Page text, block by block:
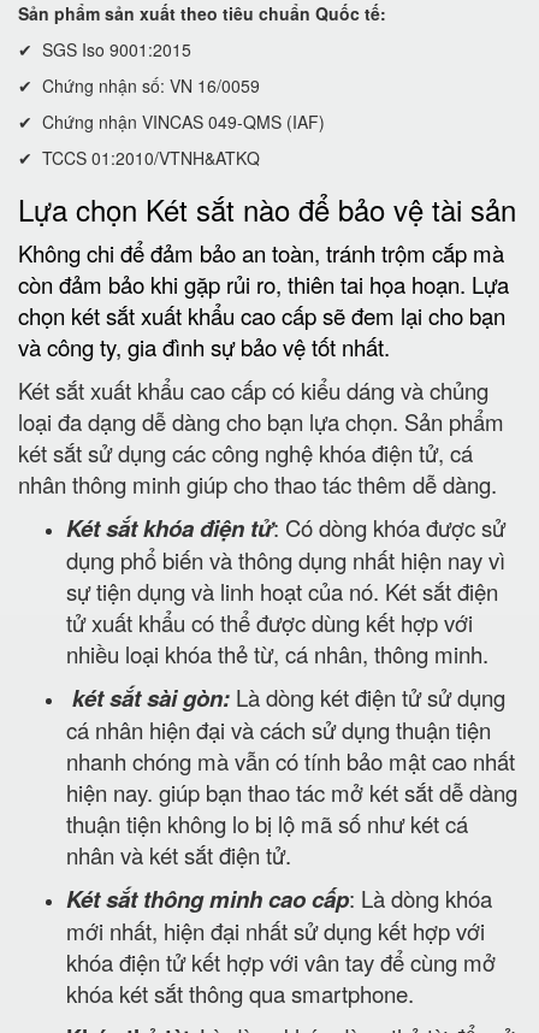
Sản phẩm sản xuất theo tiêu chuẩn Quốc tế:
✔ SGS Iso 9001:2015
✔ Chứng nhận số: VN 16/0059
✔ Chứng nhận VINCAS 049-QMS (IAF)
✔ TCCS 01:2010/VTNH&ATKQ
Lựa chọn Két sắt nào để bảo vệ tài sản
Không chi để đảm bảo an toàn, tránh trộm cắp mà
còn đảm bảo khi gặp rủi ro, thiên tai họa hoạn. Lựa
chọn két sắt xuất khẩu cao cấp sẽ đem lại cho bạn
và công ty, gia đình sự bảo vệ tốt nhất.
Két sắt xuất khẩu cao cấp có kiểu dáng và chủng
loại đa dạng dễ dàng cho bạn lựa chọn. Sản phẩm
két sắt sử dụng các công nghệ khóa điện tử, cá
nhân thông minh giúp cho thao tác thêm dễ dàng.
Két sắt khóa điện tử: Có dòng khóa được sử
dụng phổ biến và thông dụng nhất hiện nay vì
sự tiện dụng và linh hoạt của nó. Két sắt điện
tử xuất khẩu có thể được dùng kết hợp với
nhiều loại khóa thẻ từ, cá nhân, thông minh.
két sắt sài gòn: Là dòng két điện tử sử dụng
cá nhân hiện đại và cách sử dụng thuận tiện
nhanh chóng mà vẫn có tính bảo mật cao nhất
hiện nay. giúp bạn thao tác mở két sắt dễ dàng
thuận tiện không lo bị lộ mã số như két cá
nhân và két sắt điện tử.
Két sắt thông minh cao cấp: Là dòng khóa
mới nhất, hiện đại nhất sử dụng kết hợp với
khóa điện tử kết hợp với vân tay để cùng mở
khóa két sắt thông qua smartphone.